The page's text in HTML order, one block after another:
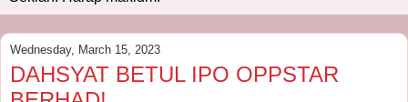
Wednesday, March 15, 2023
DAHSYAT BETUL IPO OPPSTAR